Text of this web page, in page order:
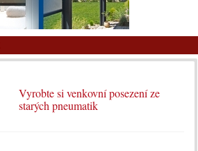
Vyrobte si venkovní posezení ze
starých pneumatik